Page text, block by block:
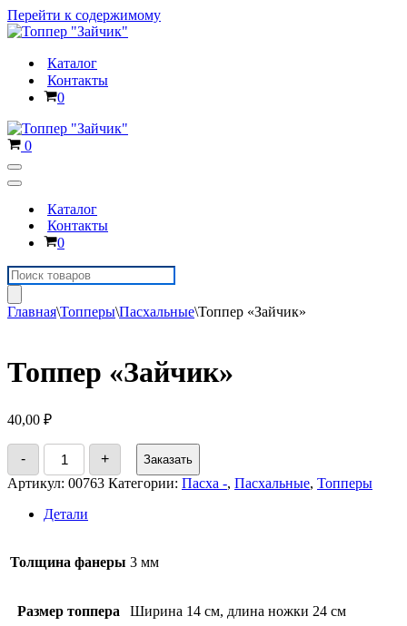
Перейти к содержимому
Каталог
Контакты
Корзина
0
Корзина
0
Меню
навигации
Меню
навигацииКаталог
Контакты
Корзина
0
Поиск
товаров
Главная\Топперы\Пасхальные\Топпер «Зайчик»
Топпер «Зайчик»
40,00 ₽
-
Количество
товара
Топпер
"Зайчик"
+ Заказать
Артикул: 00763 Категории: Пасха -, Пасхальные, Топперы
Детали
Толщина фанеры 3 мм
Размер топпера Ширина 14 см, длина ножки 24 см